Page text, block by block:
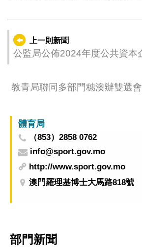
上一則新聞
公監局公佈2024年度公共資本
教青局聯同多部門穗澳辦雙選
體育局
（853）2858 0762
info@sport.gov.mo
http://www.sport.gov.mo
澳門羅理基博士大馬路818號
部門新聞